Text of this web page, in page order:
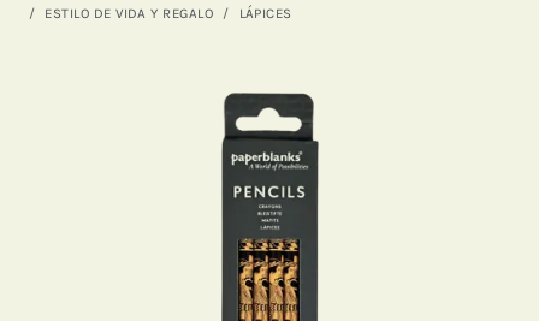
ESTILO DE VIDA Y REGALO LÁPICES